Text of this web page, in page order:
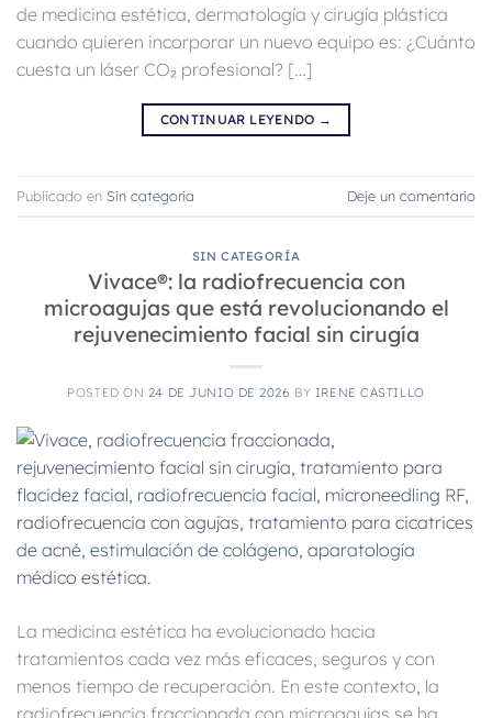
de medicina estética, dermatología y cirugía plástica
cuando quieren incorporar un nuevo equipo es: ¿Cuánto
cuesta un láser CO₂ profesional? […]
CONTINUAR LEYENDO →
Publicado en Sin categoría Deje un comentario
SIN CATEGORÍA
Vivace®: la radiofrecuencia con
microagujas que está revolucionando el
rejuvenecimiento facial sin cirugía
POSTED ON 24 DE JUNIO DE 2026 BY IRENE CASTILLO
La medicina estética ha evolucionado hacia
tratamientos cada vez más eficaces, seguros y con
menos tiempo de recuperación. En este contexto, la